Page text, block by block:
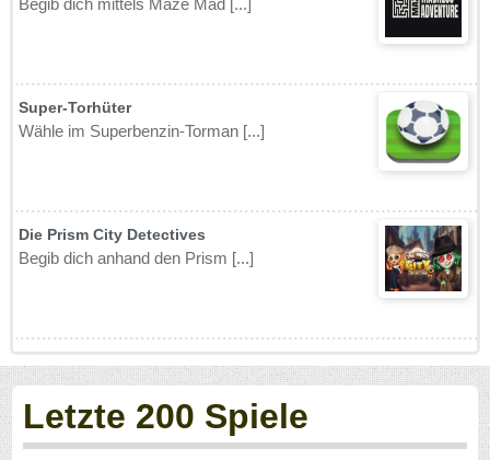
Begib dich mittels Maze Mad [...]
Super-Torhüter
Wähle im Superbenzin-Torman [...]
Die Prism City Detectives
Begib dich anhand den Prism [...]
Letzte 200 Spiele